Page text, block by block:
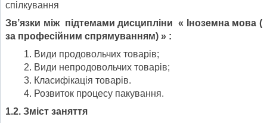
спілкування
Зв’язки між підтемами дисципліни « Іноземна мова (
за професійним спрямуванням) » :
Види продовольчих товарів;
Види непродовольчих товарів;
Класифікація товарів.
Розвиток процесу пакування.
1.2. Зміст заняття